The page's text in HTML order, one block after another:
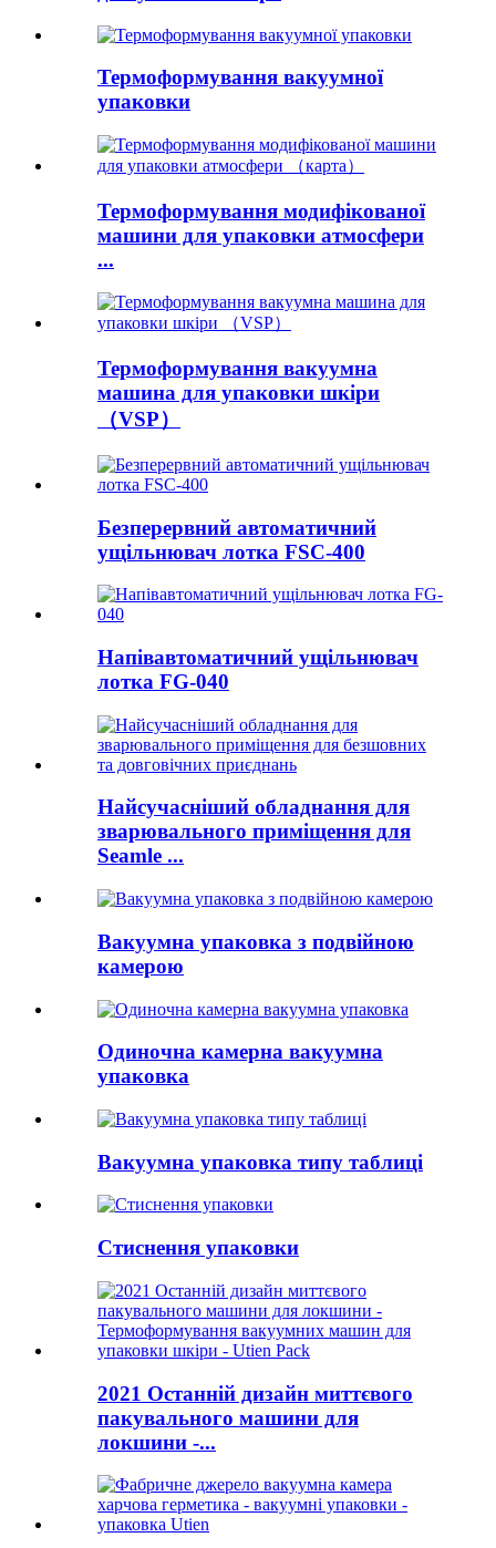
Термоформування вакуумної
упаковки
Термоформування модифікованої
машини для упаковки атмосфери
...
Термоформування вакуумна
машина для упаковки шкіри
（VSP）
Безперервний автоматичний
ущільнювач лотка FSC-400
Напівавтоматичний ущільнювач
лотка FG-040
Найсучасніший обладнання для
зварювального приміщення для
Seamle ...
Вакуумна упаковка з подвійною
камерою
Одиночна камерна вакуумна
упаковка
Вакуумна упаковка типу таблиці
Стиснення упаковки
2021 Останній дизайн миттєвого
пакувального машини для
локшини -...